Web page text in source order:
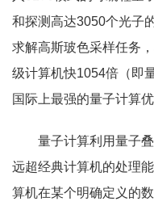
和探测高达3050个光子
求解高斯玻色采样任务
级计算机快1054倍（即
国际上最强的量子计算
量子计算利用量子叠
远超经典计算机的处理
算机在某个明确定义的